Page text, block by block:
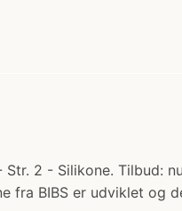
2 - Silikone. Tilbud:
fra BIBS er udviklet og